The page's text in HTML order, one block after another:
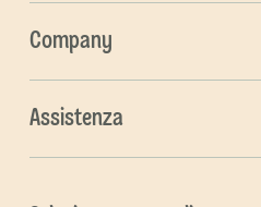
Company
Assistenza